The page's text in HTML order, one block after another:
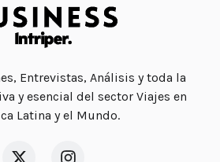
Entrevistas, Análisis y toda la
y esencial del sector Viajes en
Latina y el Mundo.